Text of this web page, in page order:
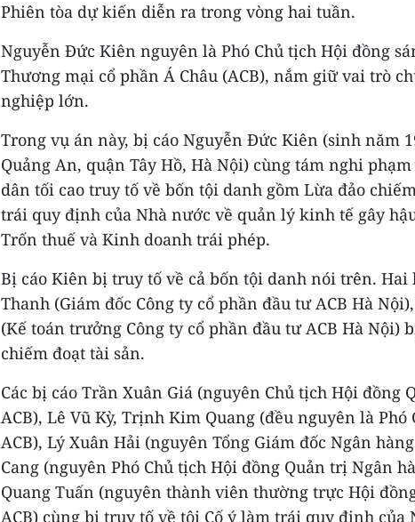
Phiên tòa dự kiến diễn ra trong vòng hai tuần.
Nguyễn Đức Kiên nguyên là Phó Chủ tịch Hội đồng
Thương mại cổ phần Á Châu (ACB), nắm giữ vai trò
nghiệp lớn.
Trong vụ án này, bị cáo Nguyễn Đức Kiên (sinh năm
Quảng An, quận Tây Hồ, Hà Nội) cùng tám nghi
dân tối cao truy tố về bốn tội danh gồm Lừa đảo
trái quy định của Nhà nước về quản lý kinh tế gây
Trốn thuế và Kinh doanh trái phép.
Bị cáo Kiên bị truy tố về cả bốn tội danh nói trên. Hai
Thanh (Giám đốc Công ty cổ phần đầu tư ACB Hà
(Kế toán trưởng Công ty cổ phần đầu tư ACB Hà Nội)
chiếm đoạt tài sản.
Các bị cáo Trần Xuân Giá (nguyên Chủ tịch Hội đồng
ACB), Lê Vũ Kỳ, Trịnh Kim Quang (đều nguyên là Phó
ACB), Lý Xuân Hải (nguyên Tổng Giám đốc Ngân
Cang (nguyên Phó Chủ tịch Hội đồng Quản trị Ngân
Quang Tuấn (nguyên thành viên thường trực Hội
ACB) cùng bị truy tố về tội Cố ý làm trái quy định của